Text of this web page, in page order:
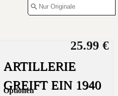
25.99 €
ARTILLERIE
GREIFT EIN 1940
Optionen